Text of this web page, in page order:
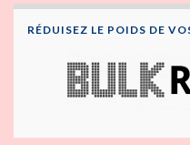
RÉDUISEZ LE POIDS DE